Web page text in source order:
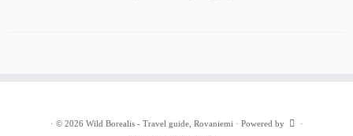
· © 2026 Wild Borealis - Travel guide, Rovaniemi · Powered by
·